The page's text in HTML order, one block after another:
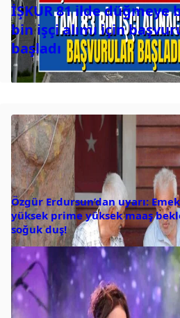
İŞKUR 81 ilde düğmeye
bin işçi alımı için
başladı
Özgür Erdursun’dan uyarı:
yüksek prime yüksek maaş
soğuk duş!